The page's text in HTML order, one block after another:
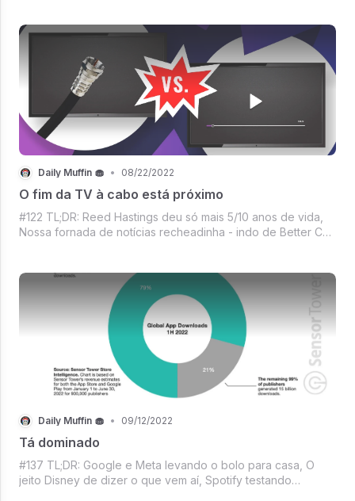
Daily Muffin 🧁 • 08/22/2022
O fim da TV à cabo está próximo
#122 TL;DR: Reed Hastings deu só mais 5/10 anos de vida,
Nossa fornada de notícias recheadinha - indo de Better Call
no lançamento da Sony
Daily Muffin 🧁 • 09/12/2022
Tá dominado
#137 TL;DR: Google e Meta levando o bolo para casa, O
jeito Disney de dizer o que vem aí, Spotify testando